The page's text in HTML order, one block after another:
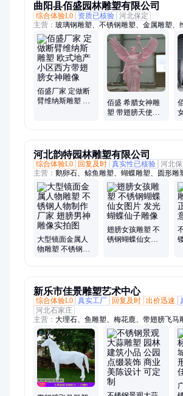
曲阳县佰盛园林雕塑有限公司
综合体验L0
资质已核验 河北保定
主营： 玻璃钢雕塑、不锈钢雕塑、金属雕塑、
雕、水泥雕塑、铜雕、校园雕塑、浮雕、城市
人物雕塑、景观雕塑、抽象雕塑、悬空天壶、
车、马雕塑、石头缸、铜浮雕、铜方鼎、景观
坊、石大象、纯铜马
佰盛厂家 定做断
臂维纳斯雕塑 欧
佰盛 希腊女神雕
塑 带翅膀天使雕
河北韵特园林雕塑有限公司
综合体验L0
回复及时 真实性已核验 河北
主营： 鹅卵石、鲸鱼雕塑、蝴蝶雕塑、圆形雕
象雕塑、景观雕塑、农耕雕塑、小老虎雕塑、
钢雕塑、开荒牛雕塑、消防员雕塑、不锈钢鹿
塑、云朵云梯雕塑、蔬菜水果房子、水果蔬菜
雕塑、不锈钢蘑菇雕塑、军民鱼水情雕塑
大型镜面金属人
物雕塑 不锈钢人
翅膀女孩雕塑 不
锈钢蝴蝶仙女图
新乐市佳景雕塑艺术中心
综合体验L0 真实工厂 回复及时 出价迅速
河北石家庄
主营： 大理石、鱼雕塑、梅花鹿、带翅膀飞马
大球、铜雕塑、指示牌、工艺品、景观树、宣
雕塑、中国结、马儿雕塑、彩色喷漆、雕塑镜
件园林、不锈钢雕塑、铸铜雕塑、石材雕塑、